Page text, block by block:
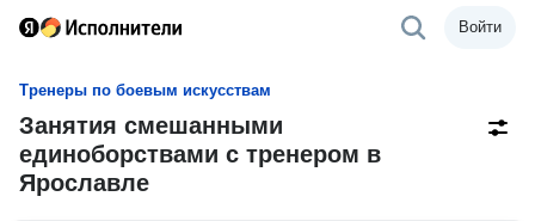
Войти
Тренеры по боевым искусствам
Занятия смешанными
единоборствами с тренером в
Ярославле